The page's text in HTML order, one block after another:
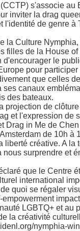
s'associe
inviter la drag
de genre
la Culture
filles de la House
le
pour
que celles
canaux
des bateaux.
projection de
et l'expression de
Drag in Me de
de 10h à
créative. A
surprendre et
que le Centre
international
quoi se régaler
LGBTQ+ et
la créativité
nymphia-